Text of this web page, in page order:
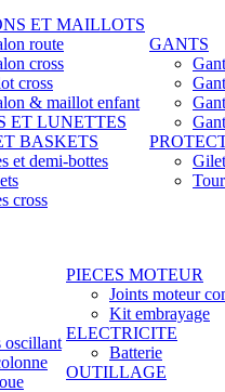
ET MAILLOTS
route
cross
cross
& maillot enfant
ET LUNETTES
BASKETS
et demi-bottes
cross
GANTS
oscillant
PIECES MOTEUR
Joints moteur
Kit embrayage
ELECTRICITE
Batterie
OUTILLAGE